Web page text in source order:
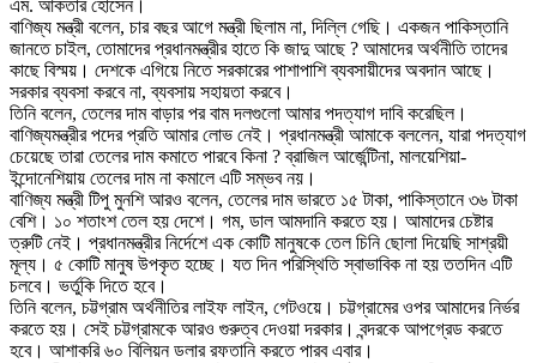
এম. আকতার হোসেন।
বাণিজ্য মন্ত্রী বলেন, চার বছর আগে মন্ত্রী ছিলাম না, দিল্লি গেছি। একজন পাকিস্তানি
জানতে চাইল, তোমাদের প্রধানমন্ত্রীর হাতে কি জাদু আছে ? আমাদের অর্থনীতি তাদের
কাছে বিস্ময়। দেশকে এগিয়ে নিতে সরকারের পাশাপাশি ব্যবসায়ীদের অবদান আছে।
সরকার ব্যবসা করবে না, ব্যবসায় সহায়তা করবে।
তিনি বলেন, তেলের দাম বাড়ার পর বাম দলগুলো আমার পদত্যাগ দাবি করেছিল।
বাণিজ্যমন্ত্রীর পদের প্রতি আমার লোভ নেই। প্রধানমন্ত্রী আমাকে বললেন, যারা পদত্যাগ
চেয়েছে তারা তেলের দাম কমাতে পারবে কিনা ? ব্রাজিল আর্জেন্টিনা, মালয়েশিয়া-
ইন্দোনেশিয়ায় তেলের দাম না কমালে এটি সম্ভব নয়।
বাণিজ্য মন্ত্রী টিপু মুনশি আরও বলেন, তেলের দাম ভারতে ১৫ টাকা, পাকিস্তানে ৩৬ টাকা
বেশি। ১০ শতাংশ তেল হয় দেশে। গম, ডাল আমদানি করতে হয়। আমাদের চেষ্টার
ত্রুটি নেই। প্রধানমন্ত্রীর নির্দেশে এক কোটি মানুষকে তেল চিনি ছোলা দিয়েছি সাশ্রয়ী
মূল্য। ৫ কোটি মানুষ উপকৃত হচ্ছে। যত দিন পরিস্থিতি স্বাভাবিক না হয় ততদিন এটি
চলবে। ভর্তুকি দিতে হবে।
তিনি বলেন, চট্টগ্রাম অর্থনীতির লাইফ লাইন, গেটওয়ে। চট্টগ্রামের ওপর আমাদের নির্ভর
করতে হয়। সেই চট্টগ্রামকে আরও গুরুত্ব দেওয়া দরকার। বন্দরকে আপগ্রেড করতে
হবে। আশাকরি ৬০ বিলিয়ন ডলার রফতানি করতে পারব এবার।